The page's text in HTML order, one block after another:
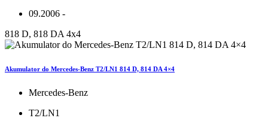
09.2006 -
818 D, 818 DA 4x4
Akumulator do Mercedes-Benz T2/LN1 814 D, 814 DA 4×4
Mercedes-Benz
T2/LN1